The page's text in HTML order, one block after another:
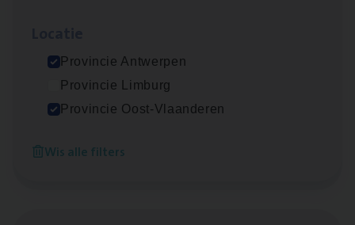
Provincie Antwerpen
Provincie Limburg
Provincie Oost-Vlaanderen
Wis alle filters
Insu­ran­ce Bro­kerKMO
Antwerpen